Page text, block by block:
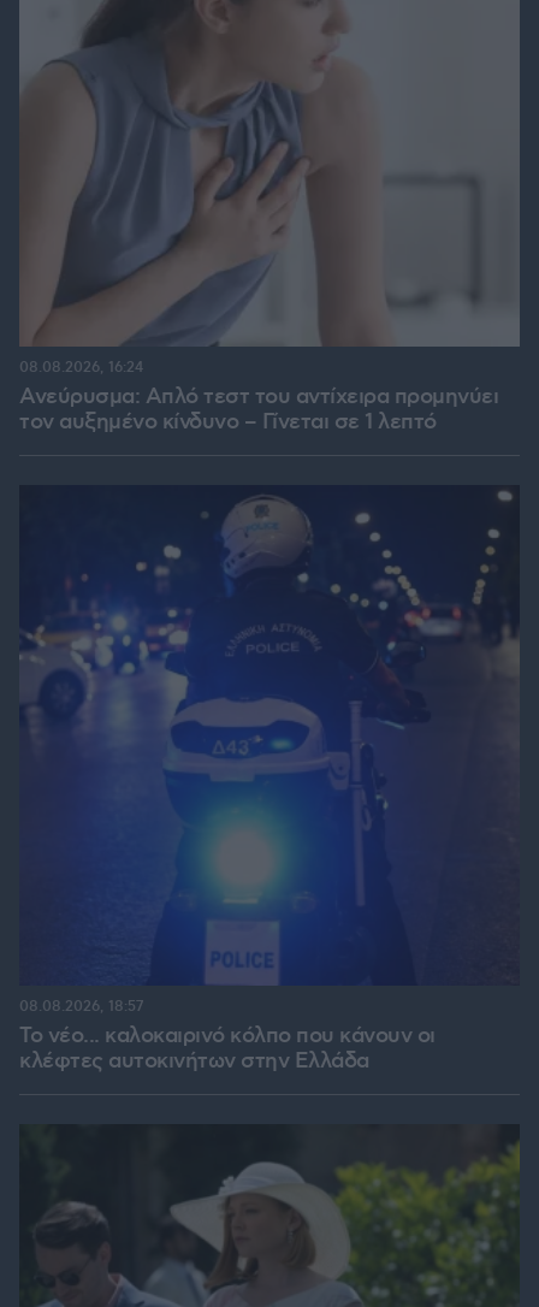
Ανεύρυσμα: Απλό τεστ του αντίχειρα προμηνύει
τον αυξημένο κίνδυνο – Γίνεται σε 1 λεπτό
08.08.2026, 16:24
Το νέο... καλοκαιρινό κόλπο που κάνουν οι
κλέφτες αυτοκινήτων στην Ελλάδα
08.08.2026, 18:57